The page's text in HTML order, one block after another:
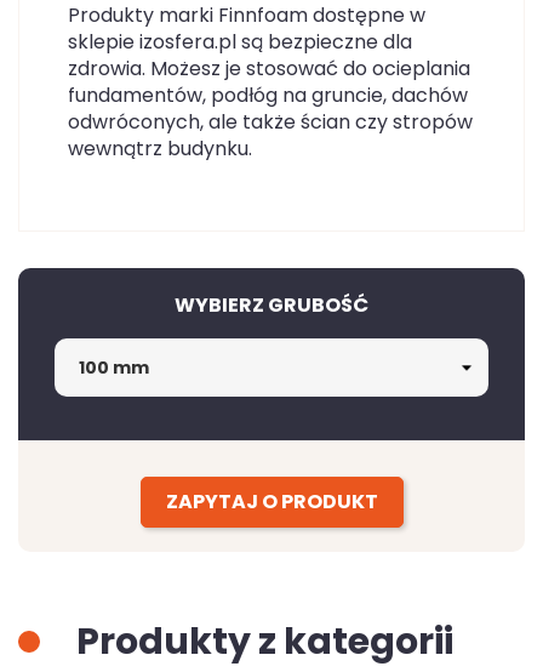
Produkty marki Finnfoam dostępne w
sklepie izosfera.pl są bezpieczne dla
zdrowia. Możesz je stosować do ocieplania
fundamentów, podłóg na gruncie, dachów
odwróconych, ale także ścian czy stropów
wewnątrz budynku.
WYBIERZ GRUBOŚĆ
ZAPYTAJ O PRODUKT
Produkty z kategorii